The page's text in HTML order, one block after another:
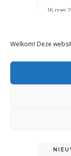
Welkom! Deze
16 mei